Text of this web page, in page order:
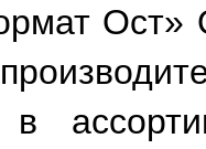
Ост»
в